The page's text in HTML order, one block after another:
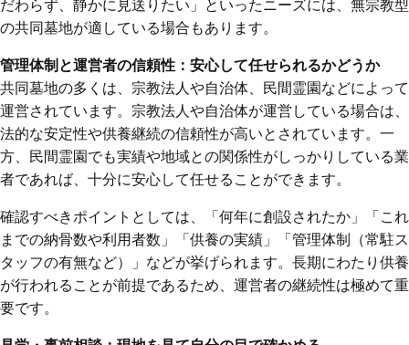
だわらず、静かに見送りたい」といったニーズには、無宗教型
の共同墓地が適している場合もあります。
管理体制と運営者の信頼性：安心して任せられるかどうか
共同墓地の多くは、宗教法人や自治体、民間霊園などによって
運営されています。宗教法人や自治体が運営している場合は、
法的な安定性や供養継続の信頼性が高いとされています。一
方、民間霊園でも実績や地域との関係性がしっかりしている業
者であれば、十分に安心して任せることができます。
確認すべきポイントとしては、「何年に創設されたか」「これ
までの納骨数や利用者数」「供養の実績」「管理体制（常駐ス
タッフの有無など）」などが挙げられます。長期にわたり供養
が行われることが前提であるため、運営者の継続性は極めて重
要です。